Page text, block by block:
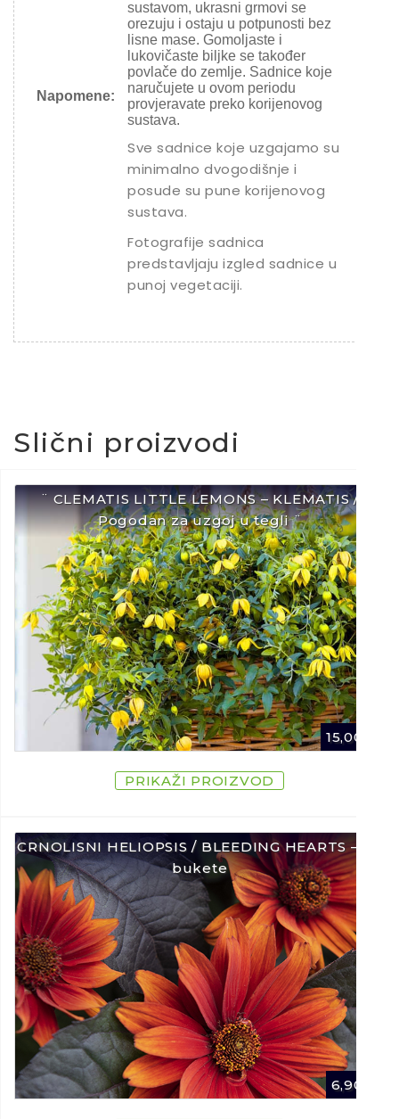
Napomene:
sustavom, ukrasni grmovi se
orezuju i ostaju u potpunosti bez
lisne mase. Gomoljaste i
lukovičaste biljke se također
povlače do zemlje. Sadnice koje
naručujete u ovom periodu
provjeravate preko korijenovog
sustava.
Sve sadnice koje uzgajamo su
minimalno dvogodišnje i
posude su pune korijenovog
sustava.
Fotografije sadnica
predstavljaju izgled sadnice u
punoj vegetaciji.
Slični proizvodi
¨ CLEMATIS LITTLE LEMONS – KLEMATIS /
Pogodan za uzgoj u tegli ¨
15,00
PRIKAŽI PROIZVOD
CRNOLISNI HELIOPSIS / BLEEDING HEARTS – Za
bukete
6,90